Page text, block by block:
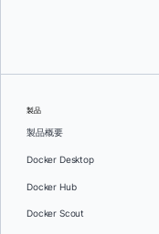
製品
製品概要
Docker Desktop
Docker Hub
Docker Scout